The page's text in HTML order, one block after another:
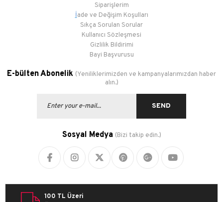
Siparişlerim
İade ve Değişim Koşulları
Sıkça Sorulan Sorular
Kullanıcı Sözleşmesi
Gizlilik Bildirimi
Bayi Başvurusu
E-bülten Abonelik (Yeniliklerimizden ve kampanyalarımızdan haber
alın.)
SEND
Sosyal Medya (Bizi takip edin.)
100 TL Üzeri